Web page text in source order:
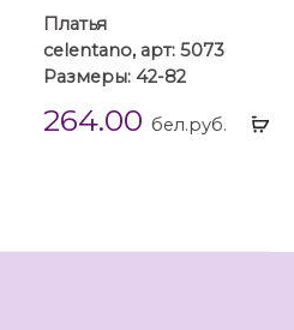
Платья
celentano, арт: 5073
Размеры: 42-82
264.00 бел.руб.